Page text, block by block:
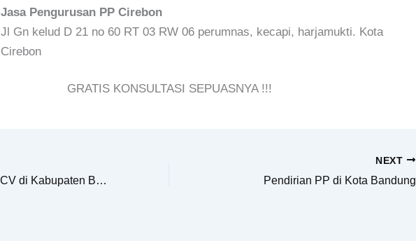
Jasa Pengurusan PP Cirebon
Jl Gn kelud D 21 no 60 RT 03 RW 06 perumnas, kecapi, harjamukti. Kota
Cirebon
GRATIS KONSULTASI SEPUASNYA !!!
Jasa Pendirian CV di Kabupaten Bekasi
NEXT
Pendirian PP di Kota Bandung